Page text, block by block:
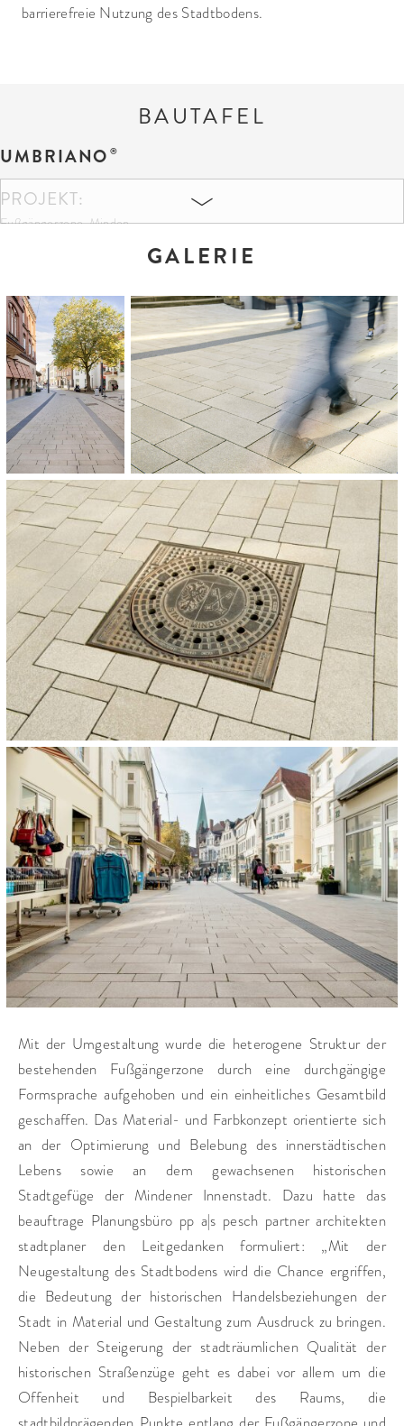
barrierefreie Nutzung des Stadtbodens.
BAUTAFEL
UMBRIANO
PROJEKT:
Fußgängerzone, Minden
FARBEN UND FORMATE:
Granitbeige gemasert
50 x 25 x 12 cm
25 x 25 x 12 cm
30 x 15 x 12 cm
20 x 15 x 12 cm
mit CleanTop ® -Oberflächenschutz mit
CF 90
ARCHITEKT:
pp a|s pesch partner Architekten Stadtplaner GmbH, Dortmund/Stuttgart
FLÄCHE:
15.000 m²
WEITERE VERWENDETE PRODUKTE:
NOPPEN- UND RIPPENPLATTEN
Anthrazit
30 x 30 x 10 cm
NOPPEN- UND RIPPENPLATTEN
Anthrazit
30 x 30 x 10 cm
KATEGORIEN:
Einkaufszentren und Banken
GALERIE
Mit der Umgestaltung wurde die heterogene Struktur der
bestehenden Fußgängerzone durch eine durchgängige
Formsprache aufgehoben und ein einheitliches Gesamtbild
geschaffen. Das Material- und Farbkonzept orientierte sich
an der Optimierung und Belebung des innerstädtischen
Lebens sowie an dem gewachsenen historischen
Stadtgefüge der Mindener Innenstadt. Dazu hatte das
beauftrage Planungsbüro pp a|s pesch partner architekten
stadtplaner den Leitgedanken formuliert: „Mit der
Neugestaltung des Stadtbodens wird die Chance ergriffen,
die Bedeutung der historischen Handelsbeziehungen der
Stadt in Material und Gestaltung zum Ausdruck zu bringen.
Neben der Steigerung der stadträumlichen Qualität der
historischen Straßenzüge geht es dabei vor allem um die
Offenheit und Bespielbarkeit des Raums, die